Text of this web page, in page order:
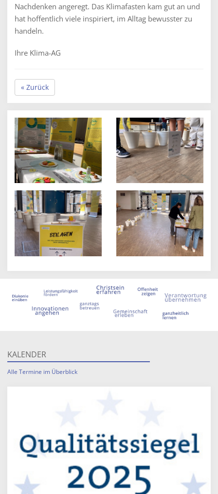
Nachdenken angeregt. Das Klimafasten kam gut an und
hat hoffentlich viele inspiriert, im Alltag bewusster zu
handeln.
Ihre Klima-AG
« Zurück
KALENDER
Alle Termine im Überblick